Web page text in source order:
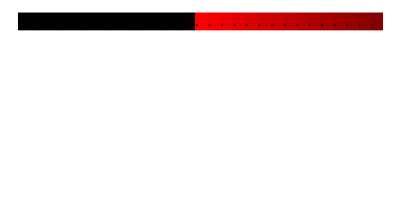
. . . . . . . . . . . . . . .